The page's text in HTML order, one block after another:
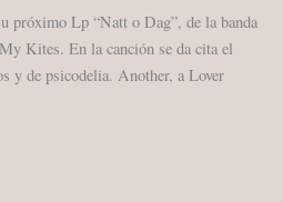
próximo Lp “Natt o Dag”, de la banda
Kites. En la canción se da cita el
y de psicodelia. Another, a Lover